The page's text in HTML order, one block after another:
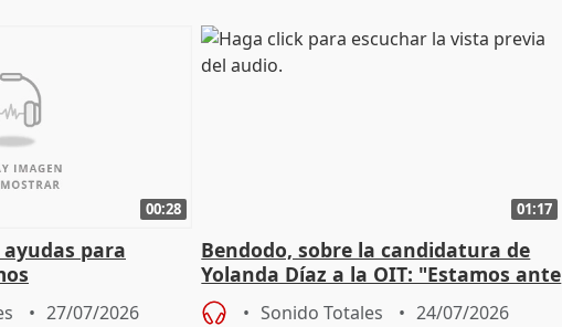
00:28
para
27/07/2026
01:17
Bendodo, sobre la candidatura de
Yolanda Díaz a la OIT: "Estamos ante
un plan de evacuación"
Sonido Totales 24/07/2026